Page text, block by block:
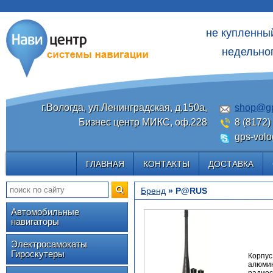
не
г.Вологда, ул.Ленинградская, д.150а,
Бизнес центр МИКС, оф.228
8 (8172)
gps-
ГЛАВНАЯ КОНТАКТЫ ДОСТАВКА
Автомобильные
навигаторы
Электросамокаты
Гироскутеры
Бренд » P@RUS